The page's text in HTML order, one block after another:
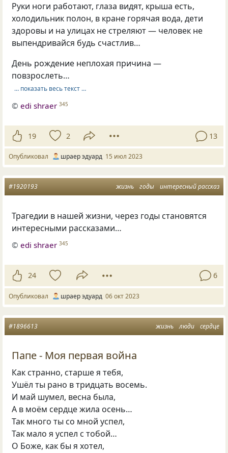
Руки ноги работают, глаза видят, крыша есть,
холодильник полон, в кране горячая вода, дети
здоровы и на улицах не стреляют — человек не
выпендривайся будь счастлив…
День рождение неплохая причина —
повзрослеть…
… показать весь текст …
©edi shraer 345
19 2 13
Опубликовал шраер эдуард 15 июл 2023
жизнь годы интересный рассказ
#1920193
Трагедии в нашей жизни, через годы становятся
интересными рассказами…
©edi shraer 345
24 6
Опубликовал шраер эдуард 06 окт 2023
жизнь люди сердце
#1896613
Папе - Моя первая война
Как странно, старше я тебя,
Ушёл ты рано в тридцать восемь.
И май шумел, весна была,
А в моём сердце жила осень…
Так много ты со мной успел,
Так мало я успел с тобой…
О Боже, как бы я хотел,